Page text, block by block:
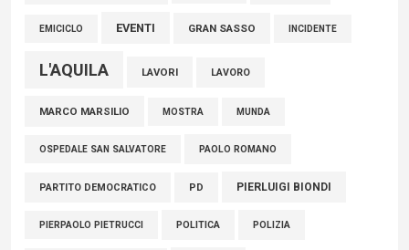
EMICICLO EVENTI GRAN SASSO INCIDENTE
L'AQUILA LAVORI LAVORO
MARCO MARSILIO MOSTRA MUNDA
OSPEDALE SAN SALVATORE PAOLO ROMANO
PARTITO DEMOCRATICO PD PIERLUIGI BIONDI
PIERPAOLO PIETRUCCI POLITICA POLIZIA